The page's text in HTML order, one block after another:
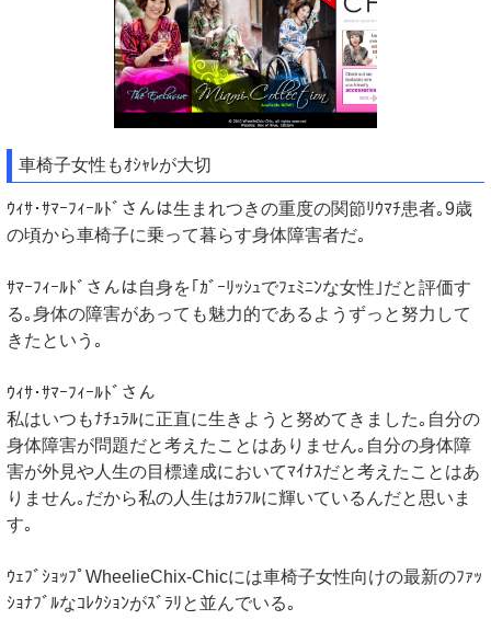
車椅子女性もｵｼｬﾚが大切
ｳｨｻ･ｻﾏｰﾌｨｰﾙﾄﾞさんは生まれつきの重度の関節ﾘｳﾏﾁ患者｡9歳
の頃から車椅子に乗って暮らす身体障害者だ｡
ｻﾏｰﾌｨｰﾙﾄﾞさんは自身を｢ｶﾞｰﾘｯｼｭでﾌｪﾐﾆﾝな女性｣だと評価す
る｡身体の障害があっても魅力的であるようずっと努力して
きたという｡
ｳｨｻ･ｻﾏｰﾌｨｰﾙﾄﾞさん
私はいつもﾅﾁｭﾗﾙに正直に生きようと努めてきました｡自分の
身体障害が問題だと考えたことはありません｡自分の身体障
害が外見や人生の目標達成においてﾏｲﾅｽだと考えたことはあ
りません｡だから私の人生はｶﾗﾌﾙに輝いているんだと思いま
す｡
ｳｪﾌﾞｼｮｯﾌﾟWheelieChix-Chicには車椅子女性向けの最新のﾌｧｯ
ｼｮﾅﾌﾞﾙなｺﾚｸｼｮﾝがｽﾞﾗﾘと並んでいる｡